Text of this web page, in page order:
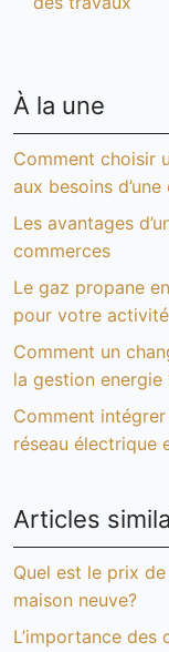
À la une
Comment choisir
aux besoins
Les avantages
commerces
Le gaz propane
pour votre activité
Comment un
la gestion energie
Comment
réseau électrique
Articles
Quel est le prix
maison neuve?
L’importance